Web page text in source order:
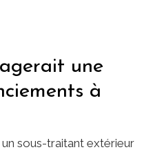
une
à
sous-traitant extérieur